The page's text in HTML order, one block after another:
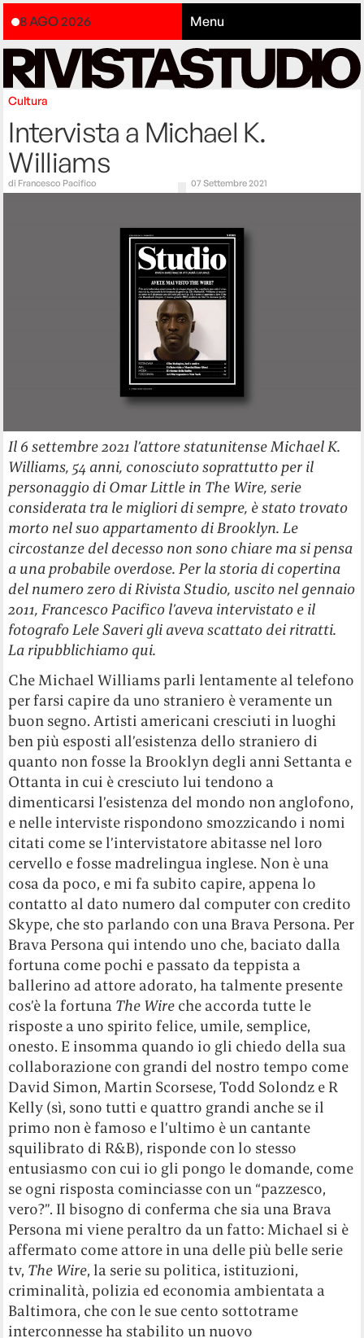
8 AGO 2026 Menu
Cultura
Intervista a Michael K.
Williams
di Francesco Pacifico 07 Settembre 2021
Il 6 settembre 2021 l’attore statunitense Michael K.
Williams, 54 anni, conosciuto soprattutto per il
personaggio di Omar Little in The Wire, serie
considerata tra le migliori di sempre, è stato trovato
morto nel suo appartamento di Brooklyn. Le
circostanze del decesso non sono chiare ma si pensa
a una probabile overdose. Per la storia di copertina
del numero zero di Rivista Studio, uscito nel gennaio
2011, Francesco Pacifico l’aveva intervistato e il
fotografo Lele Saveri gli aveva scattato dei ritratti.
La ripubblichiamo qui.
Che Michael Williams parli lentamente al telefono
per farsi capire da uno straniero è veramente un
buon segno. Artisti americani cresciuti in luoghi
ben più esposti all’esistenza dello straniero di
quanto non fosse la Brooklyn degli anni Settanta e
Ottanta in cui è cresciuto lui tendono a
dimenticarsi l’esistenza del mondo non anglofono,
e nelle interviste rispondono smozzicando i nomi
citati come se l’intervistatore abitasse nel loro
cervello e fosse madrelingua inglese. Non è una
cosa da poco, e mi fa subito capire, appena lo
contatto al dato numero dal computer con credito
Skype, che sto parlando con una Brava Persona. Per
Brava Persona qui intendo uno che, baciato dalla
fortuna come pochi e passato da teppista a
ballerino ad attore adorato, ha talmente presente
cos’è la fortuna The Wire che accorda tutte le
risposte a uno spirito felice, umile, semplice,
onesto. E insomma quando io gli chiedo della sua
collaborazione con grandi del nostro tempo come
David Simon, Martin Scorsese, Todd Solondz e R
Kelly (sì, sono tutti e quattro grandi anche se il
primo non è famoso e l’ultimo è un cantante
squilibrato di R&B), risponde con lo stesso
entusiasmo con cui io gli pongo le domande, come
se ogni risposta cominciasse con un “pazzesco,
vero?”. Il bisogno di conferma che sia una Brava
Persona mi viene peraltro da un fatto: Michael si è
affermato come attore in una delle più belle serie
tv, The Wire, la serie su politica, istituzioni,
criminalità, polizia ed economia ambientata a
Baltimora, che con le sue cento sottotrame
interconnesse ha stabilito un nuovo